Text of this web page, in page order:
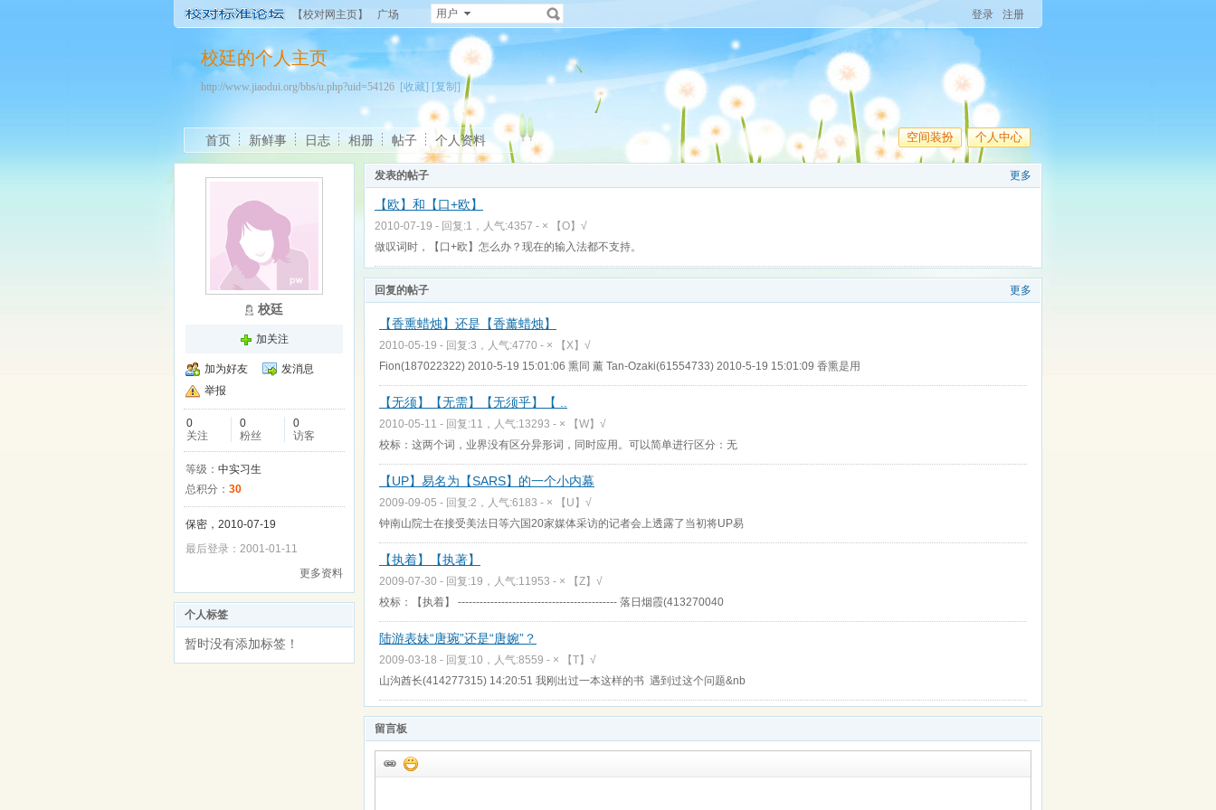
【校对网主页】 广场 用户 登录 注册
校廷的个人主页
http://www.jiaodui.org/bbs/u.php?uid=54126 [收藏] [复制]
空间装扮 个人中心
首页 新鲜事 日志 相册 帖子 个人资料
校廷
加关注
加为好友
发消息
举报
0
关注
0
粉丝
0
访客
等级： 中实习生
总积分： 30
保密，2010-07-19
最后登录：2001-01-11
更多资料
个人标签
暂时没有添加标签！
更多
发表的帖子
【欧】和【口+欧】
2010-07-19 - 回复:1，人气:4357 - × 【O】√
做叹词时，【口+欧】怎么办？现在的输入法都不支持。
更多
回复的帖子
【香熏蜡烛】还是【香薰蜡烛】
2010-05-19 - 回复:3，人气:4770 - × 【X】√
Fion(187022322) 2010-5-19 15:01:06 熏同 薰 Tan-Ozaki(61554733) 2010-5-19 15:01:09 香熏是用
【无须】【无需】【无须乎】【 ..
2010-05-11 - 回复:11，人气:13293 - × 【W】√
校标：这两个词，业界没有区分异形词，同时应用。可以简单进行区分：无
【UP】易名为【SARS】的一个小内幕
2009-09-05 - 回复:2，人气:6183 - × 【U】√
钟南山院士在接受美法日等六国20家媒体采访的记者会上透露了当初将UP易
【执着】【执著】
2009-07-30 - 回复:19，人气:11953 - × 【Z】√
校标：【执着】 -------------------------------------------- 落日烟霞(413270040
陆游表妹“唐琬”还是“唐婉”？
2009-03-18 - 回复:10，人气:8559 - × 【T】√
山沟酋长(414277315) 14:20:51 我刚出过一本这样的书 遇到过这个问题&nb
留言板